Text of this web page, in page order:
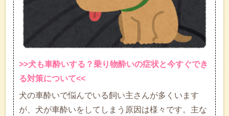
>>犬も車酔いする？乗り物酔いの症状と今すぐでき
る対策について<<
犬の車酔いで悩んでいる飼い主さんが多くいます
が、犬が車酔いをしてしまう原因は様々です。主な